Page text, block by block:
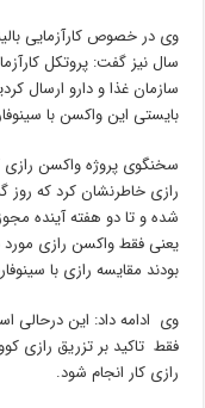
سازمان غذا و دارو ارسال
بایستی این واکسن با
سخنگوی پروژه واکسن
رازی خاطرنشان کرد که روز
شده و تا دو هفته آینده
یعنی فقط واکسن رازی مورد
بودند مقایسه رازی با
وی ادامه داد: این درحالی
فقط تاکید بر تزریق رازی
رازی کار انجام شود.